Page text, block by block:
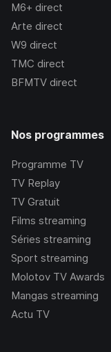
M6+ direct
Arte direct
W9 direct
TMC direct
BFMTV direct
Nos programmes
Programme TV
TV Replay
TV Gratuit
Films streaming
Séries streaming
Sport streaming
Molotov TV Awards
Mangas streaming
Actu TV